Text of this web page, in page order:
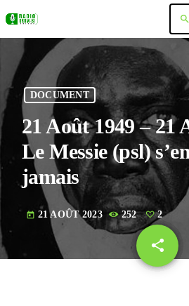
search
DOCUMENT
21 Août 1949 – 21
Le Messie (psl)
jamais
today 21 AOÛT 2023 252 2
share
email